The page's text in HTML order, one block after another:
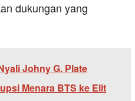
dukungan yang
Johny G. Plate
Menara BTS ke Elit